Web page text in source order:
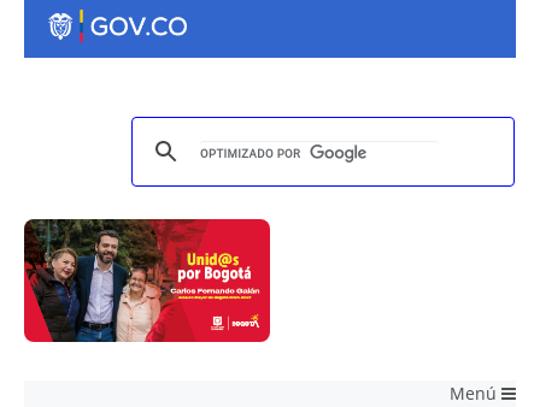
Menú